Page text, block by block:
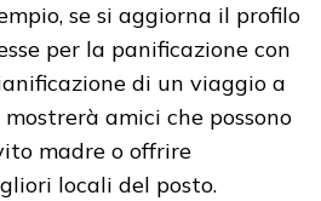
se si aggiorna il profilo
per la panificazione con
di un viaggio a
amici che possono
madre o offrire
locali del posto.